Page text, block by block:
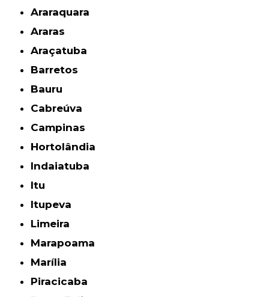
Araraquara
Araras
Araçatuba
Barretos
Bauru
Cabreúva
Campinas
Hortolândia
Indaiatuba
Itu
Itupeva
Limeira
Marapoama
Marília
Piracicaba